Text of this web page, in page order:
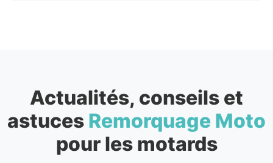
Actualités, conseils et
astuces Remorquage Moto
pour les motards